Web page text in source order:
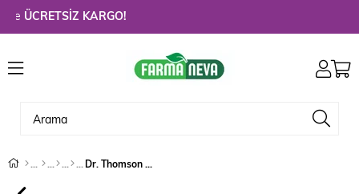
ÜCRETSİZ KARGO!
Dr. Thomson Nipplacare 30 ml